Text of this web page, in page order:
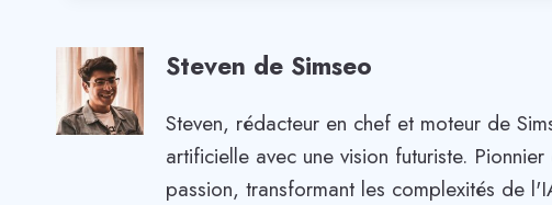
Steven de Simseo
Steven, rédacteur en chef et moteur de
artificielle avec une vision futuriste.
passion, transformant les complexités de